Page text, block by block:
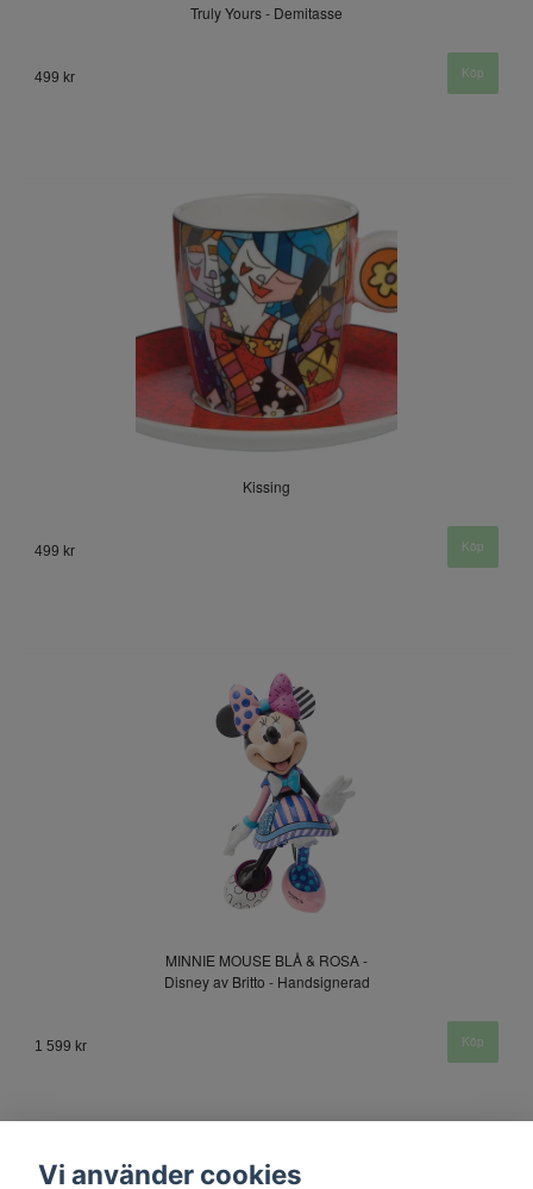
Truly Yours - Demitasse
499 kr
Kissing
499 kr
MINNIE MOUSE BLÅ & ROSA -
Disney av Britto - Handsignerad
1 599 kr
Vi använder cookies